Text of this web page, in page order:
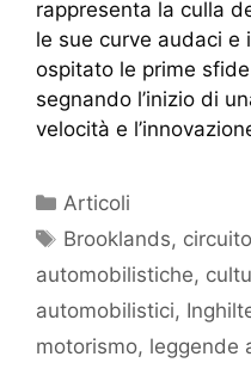
rappresenta la culla
le sue curve audaci e
ospitato le prime
segnando l’inizio di
velocità e
Articoli
Brooklands,
automobilistiche,
automobilistici,
motorismo, leggende